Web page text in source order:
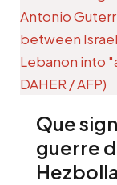
Que
guerre